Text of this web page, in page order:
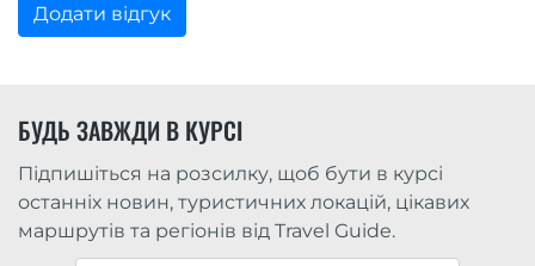
Додати відгук
БУДЬ ЗАВЖДИ В КУРСІ
Підпишіться на розсилку, щоб бути в курсі
останніх новин, туристичних локацій, цікавих
маршрутів та регіонів від Travel Guide.